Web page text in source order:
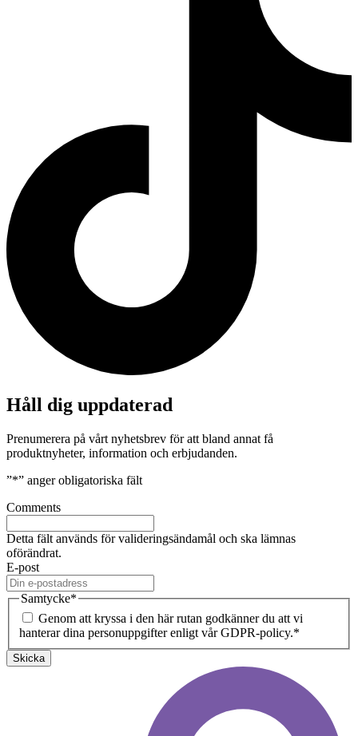
Håll dig uppdaterad
Prenumerera på vårt nyhetsbrev för att bland annat få
produktnyheter, information och erbjudanden.
”*” anger obligatoriska fält
Comments
Detta fält används för valideringsändamål och ska lämnas
oförändrat.
E-post
Samtycke*
Genom att kryssa i den här rutan godkänner du att vi
hanterar dina personuppgifter enligt vår GDPR-policy.*
Skicka